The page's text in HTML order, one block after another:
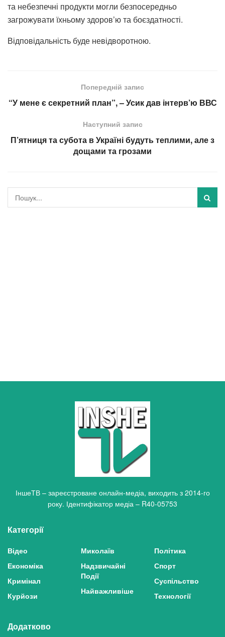
та небезпечні продукти могли безпосередньо
загрожувати їхньому здоров’ю та боєздатності.
Відповідальність буде невідворотною.
Попередній запис
“У мене є секретний план”, – Усик дав інтерв’ю ВВС
Наступний запис
П’ятниця та субота в Україні будуть теплими, але з
дощами та грозами
ІншеТВ – зареєстроване онлайн-медіа, виходить з 2014-го
року. Ідентифікатор медіа – R40-05753
Категорії
Відео
Економіка
Кримінал
Курйози
Миколаїв
Надзвичайні
Події
Найважливіше
Політика
Спорт
Суспільство
Технології
Додатково